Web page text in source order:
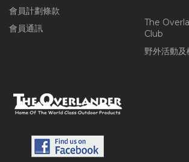
會員計劃條款
會員通訊
The
Club
野外活動及